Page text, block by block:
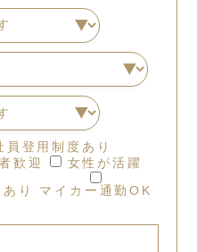
員登用制度あり
歓迎
女性が活躍
り マイカー通勤OK